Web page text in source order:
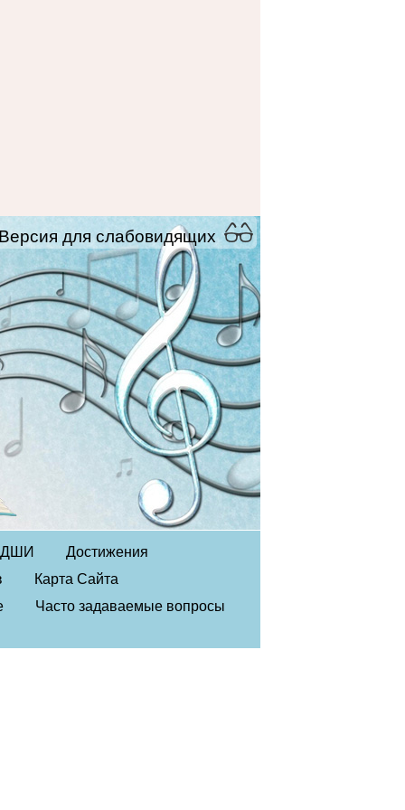
для слабовидящих
ДШИ
Достижения
Карта Сайта
Часто задаваемые вопросы